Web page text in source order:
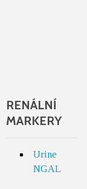
RENÁLNÍ
MARKERY
Urine
NGAL